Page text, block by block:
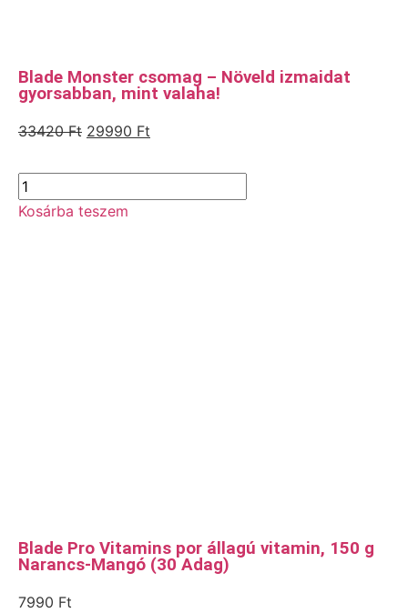
Blade Monster csomag – Növeld izmaidat
gyorsabban, mint valaha!
33420Ft 29990 Ft
Kosárba teszem
Blade Pro Vitamins por állagú vitamin, 150 g
Narancs-Mangó (30 Adag)
7990 Ft